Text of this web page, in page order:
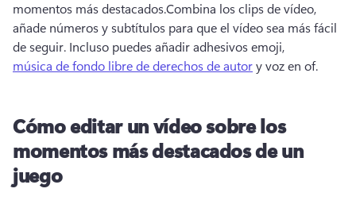
momentos más destacados.Combina los clips de vídeo,
añade números y subtítulos para que el vídeo sea más fácil
de seguir. Incluso puedes añadir adhesivos emoji,
música de fondo libre de derechos de autor y voz en of.
Cómo editar un vídeo sobre los
momentos más destacados de un
juego